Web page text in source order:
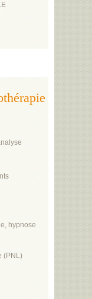
hypnose
(PNL)